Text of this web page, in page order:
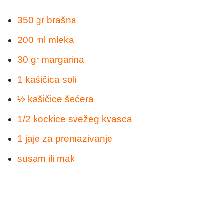
350 gr brašna
200 ml mleka
30 gr margarina
1 kašičica soli
½ kašičice šećera
1/2 kockice svežeg kvasca
1 jaje za premazivanje
susam ili mak